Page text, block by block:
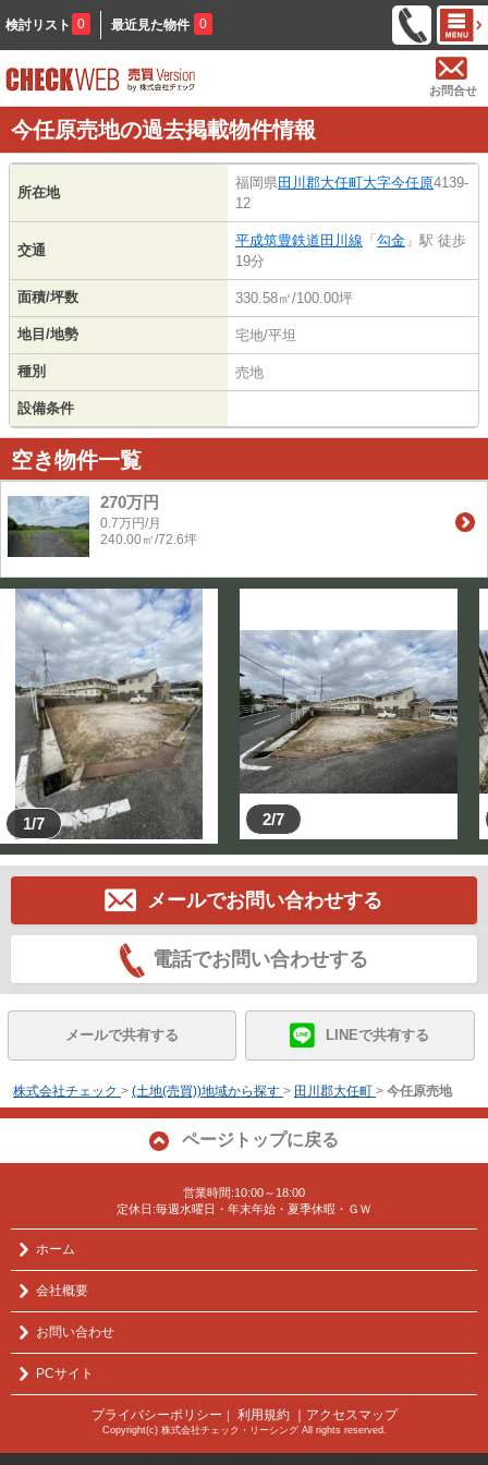
検討リスト 0 最近見た物件 0
お問合せ
今任原売地の過去掲載物件情報
所在地
福岡県 田川郡大任町大字今任原4139-
12
交通
平成筑豊鉄道田川線 「 勾金 」駅 徒歩
19分
面積/坪数 330.58㎡/100.00坪
地目/地勢 宅地/平坦
種別 売地
設備条件
空き物件一覧
270万円
0.7万円/月
240.00㎡/72.6坪
1/7 2/7
メールでお問い合わせする
電話でお問い合わせする
メールで共有する LINEで共有する
株式会社チェック > (土地(売買))地域から探す > 田川郡大任町 > 今任原売地
ページトップに戻る
営業時間:10:00～18:00
定休日:毎週水曜日・年末年始・夏季休暇・ＧＷ
ホーム
会社概要
お問い合わせ
PCサイト
プライバシーポリシー ｜ 利用規約 ｜アクセスマップ
Copyright(c) 株式会社チェック・リーシング All rights reserved.